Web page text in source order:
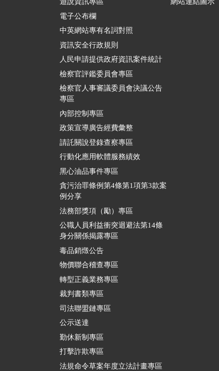
電子公布欄
中英網站專有名詞對照
資訊安全行政規則
人民申請提供政府資訊案件統計
檢察官評鑑委員會專區
檢察官人事審議委員會決議公告
專區
內部控制專區
政策宣導廣告經費彙整
請託關說登錄查察專區
行動化應用軟體服務績效
黑心油品事件專區
貪污治罪條例第4條第1項第3款案
例分享
法務部獎項（勵）專區
公職人員利益衝突迴避法第14條
身分關係揭露專區
毒品銷燬公告
物價聯合稽查專區
轉型正義業務專區
裁判書類專區
司法聯盟鏈專區
公示送達
勤休新制專區
打擊詐欺專區
法規命令草案年度立法計畫專區